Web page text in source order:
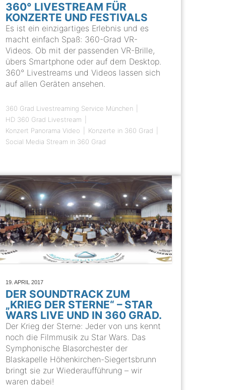
360° LIVESTREAM FÜR
KONZERTE UND FESTIVALS
Es ist ein einzigartiges Erlebnis und es
macht einfach Spaß: 360-Grad VR-
Videos. Ob mit der passenden VR-Brille,
übers Smartphone oder auf dem Desktop.
360° Livestreams und Videos lassen sich
auf allen Geräten ansehen.
360 Grad Livestreaming Service München
HD 360 Grad Livestream
Konzert Panorama Video
Konzerte in 360 Grad
Social Media Stream in 360 Grad
19. APRIL 2017
DER SOUNDTRACK ZUM
„KRIEG DER STERNE“ – STAR
WARS LIVE UND IN 360 GRAD.
Der Krieg der Sterne: Jeder von uns kennt
noch die Filmmusik zu Star Wars. Das
Symphonische Blasorchester der
Blaskapelle Höhenkirchen-Siegertsbrunn
bringt sie zur Wiederaufführung – wir
waren dabei!